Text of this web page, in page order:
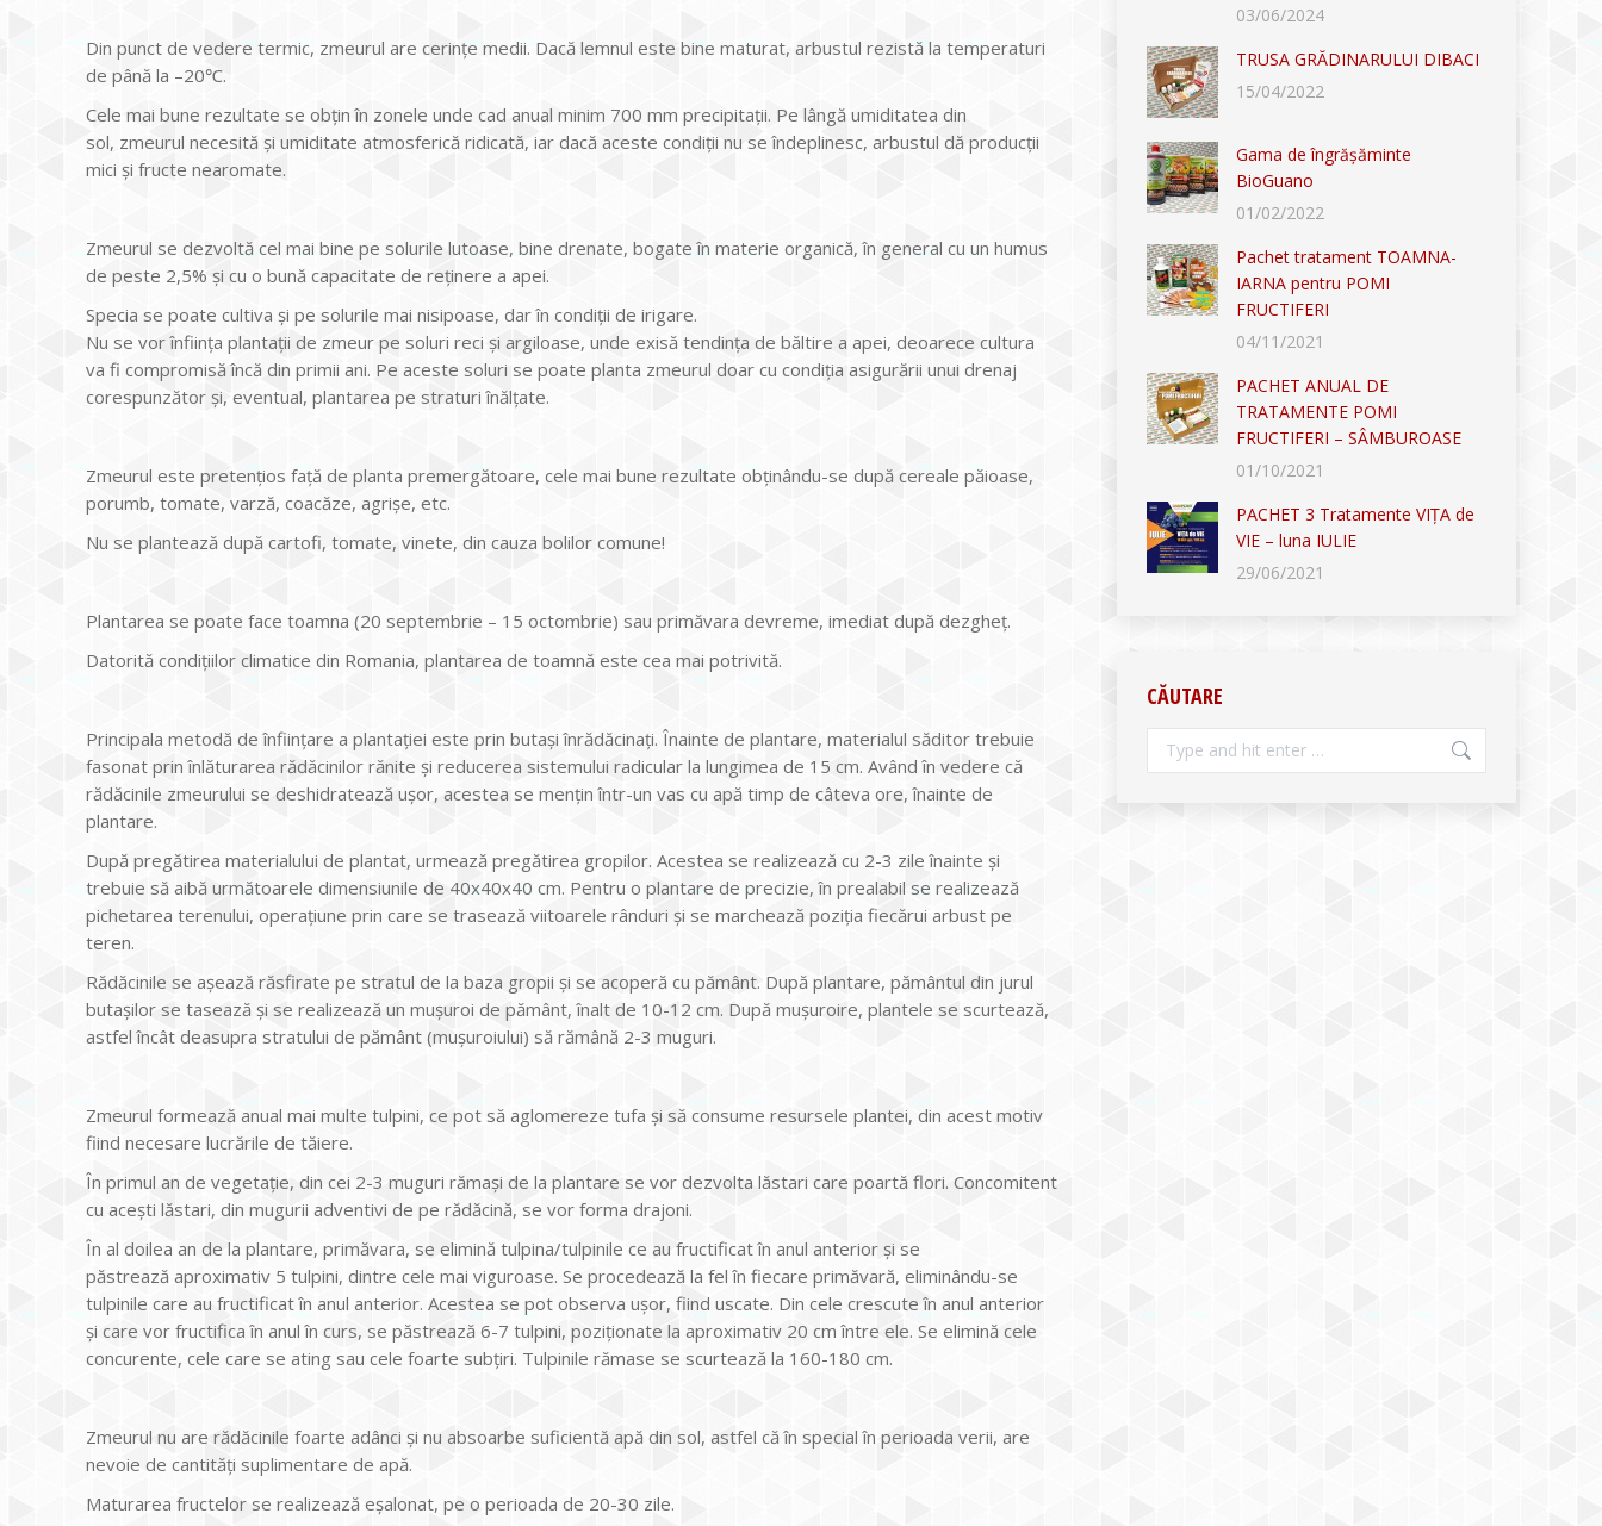
Din punct de vedere termic, zmeurul are cerințe medii. Dacă lemnul este bine maturat, arbustul rezistă la temperaturi
de până la –20℃.
Cele mai bune rezultate se obțin în zonele unde cad anual minim 700 mm precipitații. Pe lângă umiditatea din
sol, zmeurul necesită și umiditate atmosferică ridicată, iar dacă aceste condiții nu se îndeplinesc, arbustul dă producții
mici și fructe nearomate.
Zmeurul se dezvoltă cel mai bine pe solurile lutoase, bine drenate, bogate în materie organică, în general cu un humus
de peste 2,5% și cu o bună capacitate de reținere a apei.
Specia se poate cultiva și pe solurile mai nisipoase, dar în condiții de irigare.
Nu se vor înființa plantații de zmeur pe soluri reci și argiloase, unde exisă tendința de băltire a apei, deoarece cultura
va fi compromisă încă din primii ani. Pe aceste soluri se poate planta zmeurul doar cu condiția asigurării unui drenaj
corespunzător și, eventual, plantarea pe straturi înălțate.
Zmeurul este pretențios față de planta premergătoare, cele mai bune rezultate obținându-se după cereale păioase,
porumb, tomate, varză, coacăze, agrișe, etc.
Nu se plantează după cartofi, tomate, vinete, din cauza bolilor comune!
Plantarea se poate face toamna (20 septembrie – 15 octombrie) sau primăvara devreme, imediat după dezgheț.
Datorită condițiilor climatice din Romania, plantarea de toamnă este cea mai potrivită.
Principala metodă de înființare a plantației este prin butași înrădăcinați. Înainte de plantare, materialul săditor trebuie
fasonat prin înlăturarea rădăcinilor rănite și reducerea sistemului radicular la lungimea de 15 cm. Având în vedere că
rădăcinile zmeurului se deshidratează ușor, acestea se mențin într-un vas cu apă timp de câteva ore, înainte de
plantare.
După pregătirea materialului de plantat, urmează pregătirea gropilor. Acestea se realizează cu 2-3 zile înainte și
trebuie să aibă următoarele dimensiunile de 40x40x40 cm. Pentru o plantare de precizie, în prealabil se realizează
pichetarea terenului, operațiune prin care se trasează viitoarele rânduri și se marchează poziția fiecărui arbust pe
teren.
Rădăcinile se așează răsfirate pe stratul de la baza gropii și se acoperă cu pământ. După plantare, pământul din jurul
butașilor se tasează și se realizează un mușuroi de pământ, înalt de 10-12 cm. După mușuroire, plantele se scurtează,
astfel încât deasupra stratului de pământ (mușuroiului) să rămână 2-3 muguri.
Zmeurul formează anual mai multe tulpini, ce pot să aglomereze tufa și să consume resursele plantei, din acest motiv
fiind necesare lucrările de tăiere.
În primul an de vegetație, din cei 2-3 muguri rămași de la plantare se vor dezvolta lăstari care poartă flori. Concomitent
cu acești lăstari, din mugurii adventivi de pe rădăcină, se vor forma drajoni.
În al doilea an de la plantare, primăvara, se elimină tulpina/tulpinile ce au fructificat în anul anterior și se
păstrează aproximativ 5 tulpini, dintre cele mai viguroase. Se procedează la fel în fiecare primăvară, eliminându-se
tulpinile care au fructificat în anul anterior. Acestea se pot observa ușor, fiind uscate. Din cele crescute în anul anterior
și care vor fructifica în anul în curs, se păstrează 6-7 tulpini, poziționate la aproximativ 20 cm între ele. Se elimină cele
concurente, cele care se ating sau cele foarte subțiri. Tulpinile rămase se scurtează la 160-180 cm.
Zmeurul nu are rădăcinile foarte adânci și nu absoarbe suficientă apă din sol, astfel că în special în perioada verii, are
nevoie de cantități suplimentare de apă.
Maturarea fructelor se realizează eșalonat, pe o perioada de 20-30 zile.
03/06/2024
TRUSA GRĂDINARULUI DIBACI
15/04/2022
Gama de îngrășăminte
BioGuano
01/02/2022
Pachet tratament TOAMNA-
IARNA pentru POMI
FRUCTIFERI
04/11/2021
PACHET ANUAL DE
TRATAMENTE POMI
FRUCTIFERI – SÂMBUROASE
01/10/2021
PACHET 3 Tratamente VIȚA de
VIE – luna IULIE
29/06/2021
CĂUTARE
Search: